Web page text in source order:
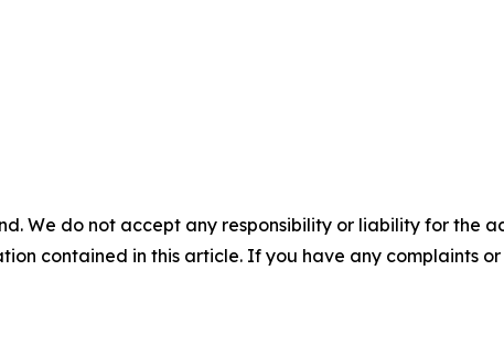
We do not accept any responsibility or liability for the
contained in this article. If you have any complaints